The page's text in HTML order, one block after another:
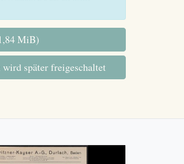
MiB)
später freigeschaltet